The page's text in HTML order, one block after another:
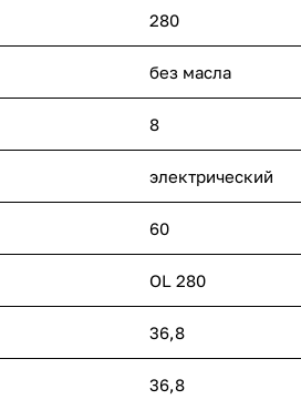
280
без масла
8
электрический
60
OL 280
36,8
36,8